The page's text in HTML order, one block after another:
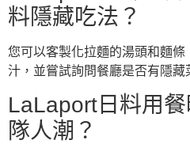
料隱藏吃法？
您可以客製化拉麵的湯頭和麵
汁，並嘗試詢問餐廳是否有隱藏
LaLaport日料用
隊人潮？